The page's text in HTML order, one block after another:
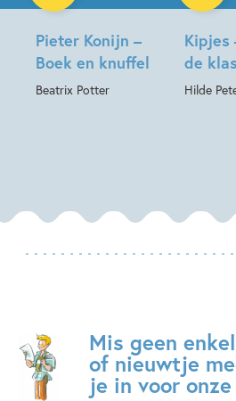
Pieter Konijn –
Boek en knuffel
Beatrix Potter
Kipjes
de klas
Hilde
Mis geen
of nieuwtje
je in voor